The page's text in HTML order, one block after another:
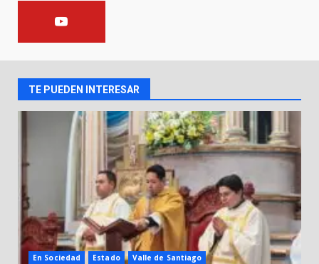
2
FUEGO A LA SECRETARÍA DE LA
5 de agosto de 2026
Muere peatón arrollado por
motociclista en Yuriria
4 de agosto de 2026
4
Valle de Santiago despide a
José Antonio Villanueva
Cárdenas, “El Puma”
3 de agosto de 2026
TE PUEDEN INTERESAR
En Sociedad Estado Valle de Santiago